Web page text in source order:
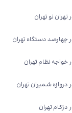
نو تهران
چهارصد دستگاه تهران
نظام تهران
شمیران تهران
تهران